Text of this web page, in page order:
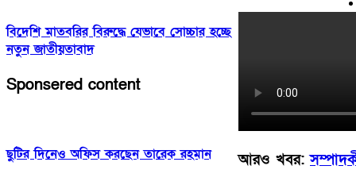
বিদেশি মাতবরির বিরুদ্ধে যেভাবে সোচ্চার হচ্ছে
নতুন জাতীয়তাবাদ
Sponsered content
ছুটির দিনেও অফিস করছেন তারেক রহমান আরও খবর: